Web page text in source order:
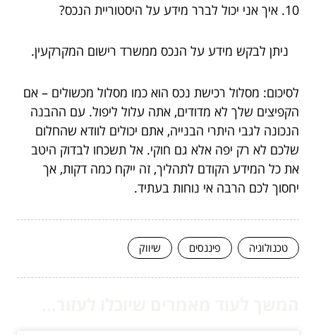
10. איך אני יכול לברר מידע על היסטוריית הנכס?
ניתן לבקש מידע על הנכס ממשרד רישום המקרקעין.
לסיכום: מסלול רכישת נכס הוא כמו מסלול מכשולים – אם
הקפיצים שלך לא מדודים, אתה עלול ליפול. עם ההבנה
הנכונה לגבי היתרי הבנייה, אתם יכולים לוודא שהחלום
שלכם לא רק יפה אלא גם חוקי. אל תשכחו לבדוק היטב
את כל המידע הקודם לתהליך, זה ייקח כמה דקות, אך
יחסוך לכם הרבה אי נוחות בעתיד.
טכנולוגיה פיננסים שיווק